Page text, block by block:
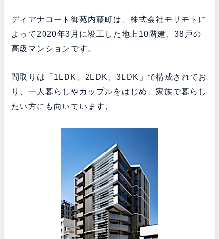
ディアナコート御苑内藤町は、株式会社モリモトに
よって2020年3月に竣工した地上10階建、38戸の
高級マンションです。
間取りは「1LDK、2LDK、3LDK」で構成されてお
り、一人暮らしやカップルをはじめ、家族で暮らし
たい方にも向いています。